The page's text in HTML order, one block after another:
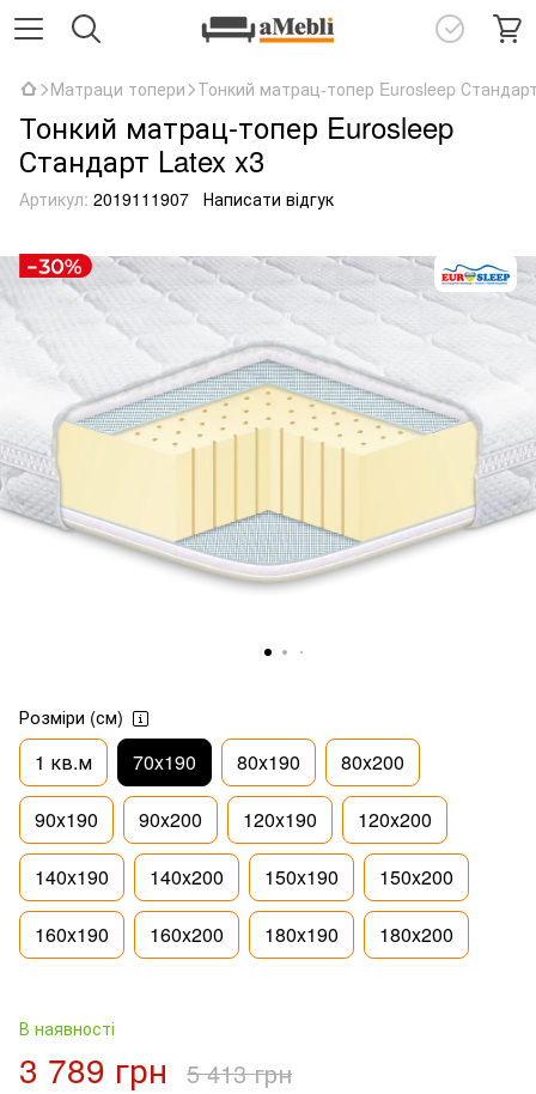
Матраци топери Тонкий матрац-топер Eurosleep
Тонкий матрац-топер Eurosleep
Стандарт Latex x3
Артикул: 2019111907 Написати відгук
Розміри (см)
1 кв.м 70x190 80x190 80x200
90x190 90x200 120x190 120x200
140x190 140x200 150x190 150x200
160x190 160x200 180x190 180x200
В наявності
3 789 грн 5 413 грн